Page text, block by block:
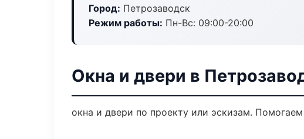
Город: Петрозаводск
Режим работы: Пн-Вс: 09:00-20:00
Окна и двери в
окна и двери по проекту или эскизам.